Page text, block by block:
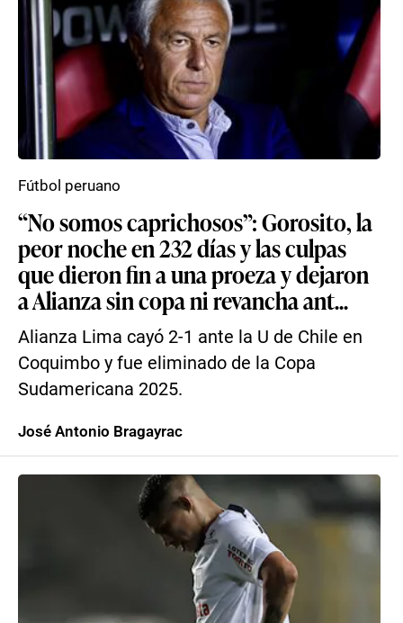
“No somos caprichosos”: Gorosito, la
peor noche en 232 días y las culpas
que dieron fin a una proeza y dejaron
a Alianza sin copa ni revancha ant...
Alianza Lima cayó 2-1 ante la U de Chile en
Coquimbo y fue eliminado de la Copa
Sudamericana 2025.
Fútbol peruano
José Antonio Bragayrac